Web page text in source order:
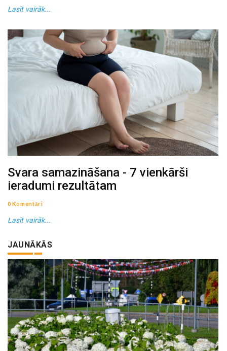
Lasīt vairāk...
Svara samazināšana - 7 vienkārši
ieradumi rezultātam
0 Komentāri
Lasīt vairāk...
JAUNĀKĀS